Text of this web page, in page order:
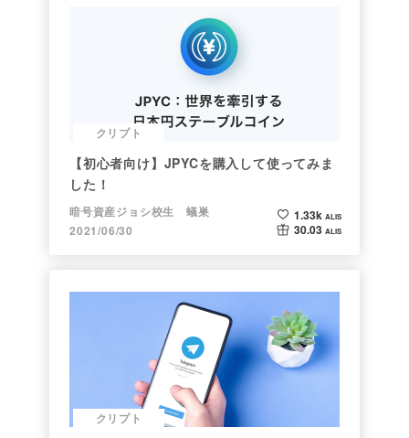
クリプト
【初心者向け】JPYCを購入して使ってみま
した！
暗号資産ジョシ校生 蟻巣
2021/06/30
1.33k ALIS
30.03 ALIS
クリプト